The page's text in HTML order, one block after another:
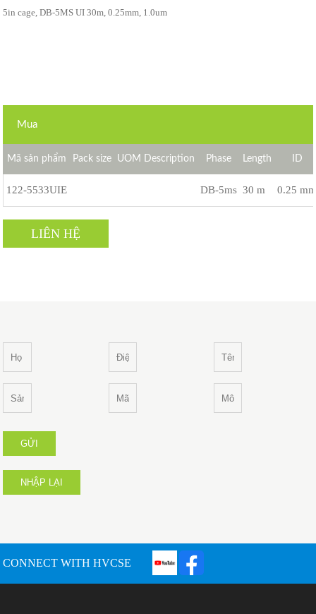
5in cage, DB-5MS UI 30m, 0.25mm, 1.0um
Mua
Mã sản phẩm Pack size UOM Description Phase Length ID
122-5533UIE DB-5ms 30 m 0.25
LIÊN HỆ
GỬI
NHẬP LẠI
CONNECT WITH HVCSE